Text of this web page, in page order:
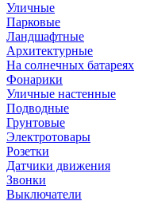
Уличные
Парковые
Ландшафтные
Архитектурные
На солнечных батареях
Фонарики
Уличные настенные
Подводные
Грунтовые
Электротовары
Розетки
Датчики движения
Звонки
Выключатели